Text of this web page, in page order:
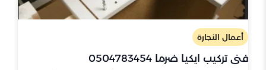
أعمال النجارة
فني تركيب ايكيا ضرما 0504783454